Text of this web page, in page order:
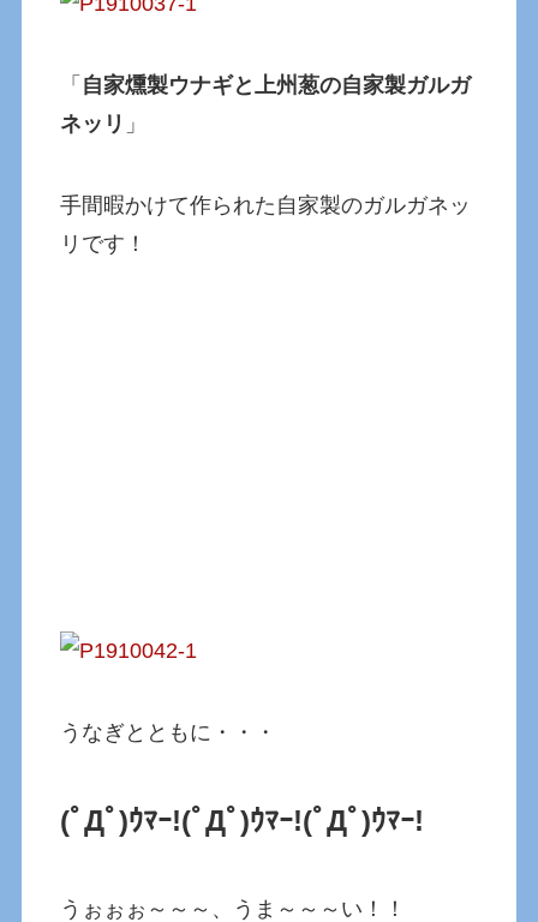
「 自家燻製ウナギと上州葱の自家製ガルガ
ネッリ 」
手間暇かけて作られた自家製のガルガネッ
リです！
うなぎとともに・・・
(ﾟДﾟ)ｳﾏｰ!(ﾟДﾟ)ｳﾏｰ!(ﾟДﾟ)ｳﾏｰ!
うぉぉぉ～～～、うま～～～い！！